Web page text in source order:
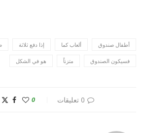
أطفال صندوق ألعاب كما إذا دفع ثلاثة
فسيكون الصندوق متزناً هو في الشكل
0 تعليقات 0